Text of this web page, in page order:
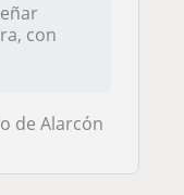
con
de Alarcón